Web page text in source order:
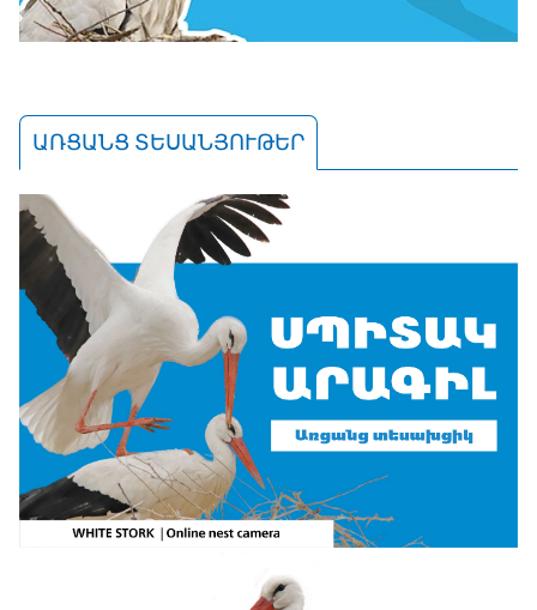
ԱՌՑԱՆՑ ՏԵՍԱՆՅՈՒԹԵՐ